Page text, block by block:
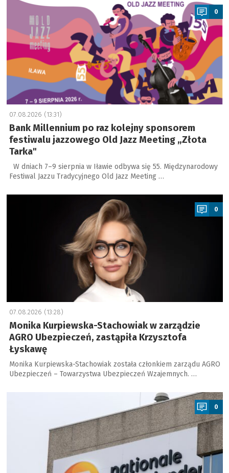
0
07.08.2026 (13:31)
Bank Millennium po raz kolejny sponsorem
festiwalu jazzowego Old Jazz Meeting „Złota
Tarka"
W dniach 7–9 sierpnia w Iławie odbywa się 55. Międzynarodowy
Festiwal Jazzu Tradycyjnego Old Jazz Meeting …
a
0
07.08.2026 (13:28)
Monika Kurpiewska-Stachowiak w zarządzie
AGRO Ubezpieczeń, zastąpiła Krzysztofa
Łyskawę
Monika Kurpiewska-Stachowiak została członkiem zarządu AGRO
Ubezpieczeń – Towarzystwa Ubezpieczeń Wzajemnych. …
0